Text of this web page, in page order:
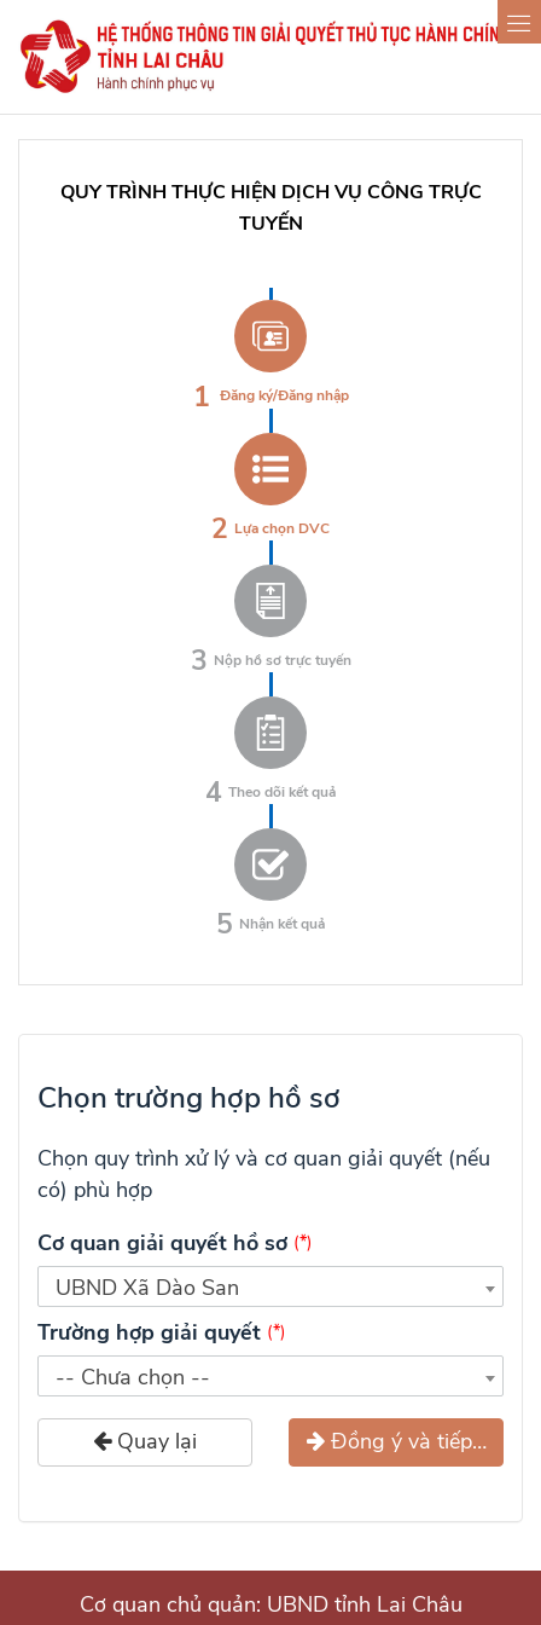
QUY TRÌNH THỰC HIỆN DỊCH VỤ CÔNG TRỰC
TUYẾN
1 Đăng ký/Đăng nhập
2 Lựa chọn DVC
3 Nộp hồ sơ trực tuyến
4 Theo dõi kết quả
5 Nhận kết quả
Chọn trường hợp hồ sơ
Chọn quy trình xử lý và cơ quan giải quyết (nếu
có) phù hợp
Cơ quan giải quyết hồ sơ (*)
UBND Xã Dào San
Trường hợp giải quyết (*)
-- Chưa chọn --
Quay lại Đồng ý và tiếp tục
Cơ quan chủ quản: UBND tỉnh Lai Châu